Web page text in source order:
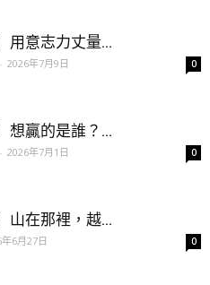
用意志力丈量...
- 2026年7月9日 0
想贏的是誰？...
- 2026年7月1日 0
山在那裡，越...
6月27日 0